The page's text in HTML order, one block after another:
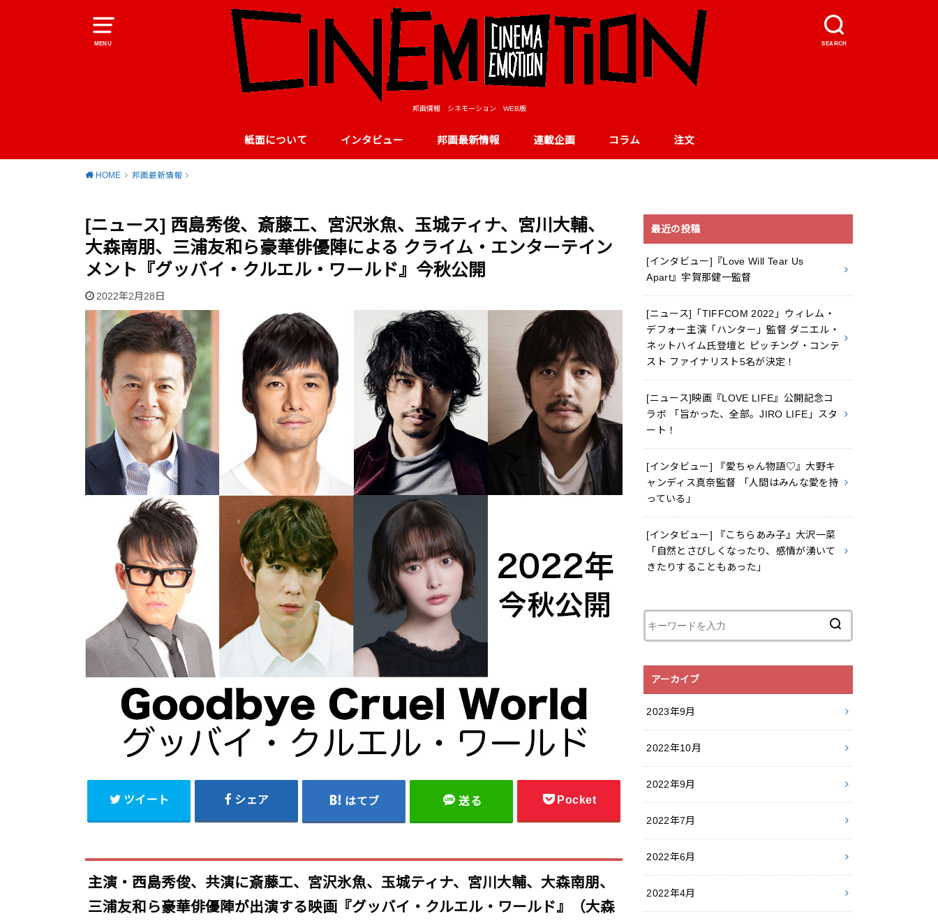
MENU SEARCH
邦画情報 シネモーション WEB版
紙面について インタビュー 邦画最新情報 連載企画 コラム 注文
HOME 邦画最新情報
[ニュース] 西島秀俊、斎藤工、宮沢氷魚、玉城ティナ、宮川大輔、
大森南朋、三浦友和ら豪華俳優陣による クライム・エンターテイン
メント『グッバイ・クルエル・ワールド』今秋公開
2022年2月28日
ツイート シェア はてブ 送る Pocket
主演・西島秀俊、共演に斎藤工、宮沢氷魚、玉城ティナ、宮川大輔、大森南朋、
三浦友和ら豪華俳優陣が出演する映画『グッバイ・クルエル・ワールド』（大森
最近の投稿
[インタビュー]『Love Will Tear Us
Apart』宇賀那健一監督
[ニュース]「TIFFCOM 2022」ウィレム・
デフォー主演「ハンター」監督 ダニエル・
ネットハイム氏登壇と ピッチング・コンテ
スト ファイナリスト5名が決定！
[ニュース]映画『LOVE LIFE』公開記念コ
ラボ 「旨かった、全部。JIRO LIFE」スタ
ート！
[インタビュー] 『愛ちゃん物語♡』大野キ
ャンディス真奈監督 「人間はみんな愛を持
っている」
[インタビュー] 『こちらあみ子』大沢一菜
「自然とさびしくなったり、感情が湧いて
きたりすることもあった」
アーカイブ
2023年9月
2022年10月
2022年9月
2022年7月
2022年6月
2022年4月